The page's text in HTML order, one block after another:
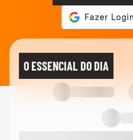
O ESSENCIAL DO DIA